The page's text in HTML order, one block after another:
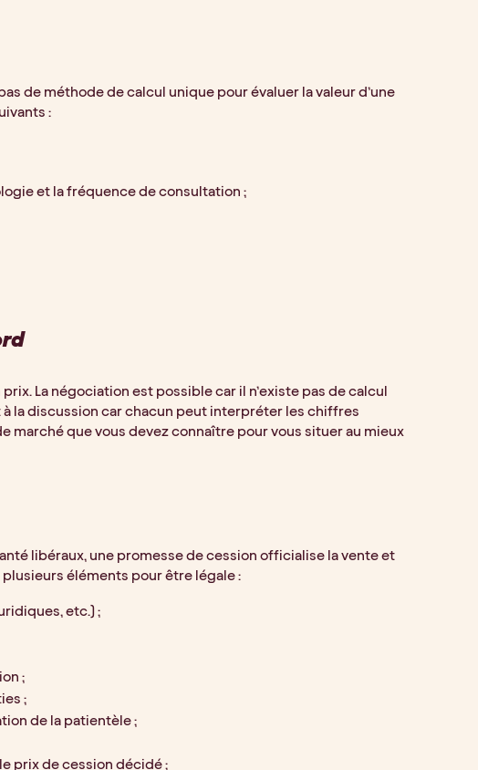
de méthode de calcul unique pour évaluer la valeur d’une
:
et la fréquence de consultation ;
La négociation est possible car il n’existe pas de calcul
à la discussion car chacun peut interpréter les chiffres
marché que vous devez connaître pour vous situer au mieux
libéraux, une promesse de cession officialise la vente et
éléments pour être légale :
etc.) ;
;
;
de la patientèle ;
prix de cession décidé ;